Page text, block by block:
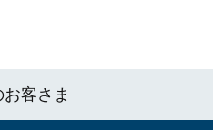
客さま